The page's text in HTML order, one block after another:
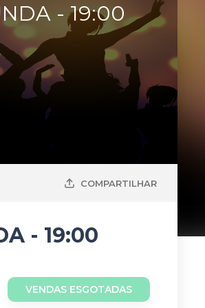
- 19:00
COMPARTILHAR
- 19:00
VENDAS ESGOTADAS